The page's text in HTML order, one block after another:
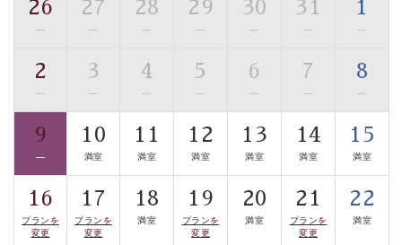
■貸切温泉風呂 （40分2000円）
む貸切温泉風呂です。ゆったりといやされるプライベー
トな空間をお愉しみください。
【旅】
■諏訪大社4社を巡る無料参拝バス
豊富な知識を持ったドライバー兼ガイドが諏訪大社をご
案内します。
事前ご予約制ですので、ご利用ご希望の方
は【3日前まで】にお電話ください。
26
—
27
—
28
—
29
—
30
—
31
—
1
—
2
—
3
—
4
—
5
—
6
—
7
—
8
—
9
—
10
満室
11
満室
12
満室
13
満室
14
満室
15
満室
16
プランを
変更
17
プランを
変更
18
満室
19
プランを
変更
20
満室
21
プランを
変更
22
満室